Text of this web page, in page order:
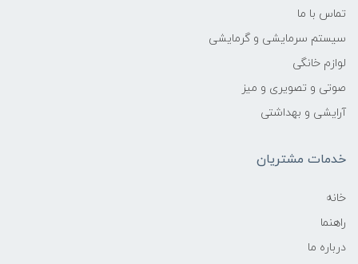
تماس با ما
سیستم سرمایشی و گرمایشی
لوازم خانگی
صوتی و تصویری و میز
آرایشی و بهداشتی
خدمات مشتریان
خانه
راهنما
درباره ما